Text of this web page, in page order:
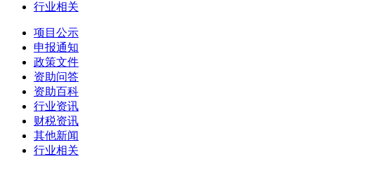
行业相关
项目公示
申报通知
政策文件
资助问答
资助百科
行业资讯
财税资讯
其他新闻
行业相关